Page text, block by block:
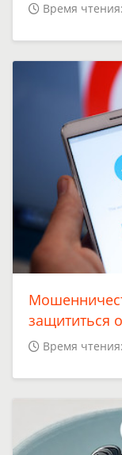
Время
защититься
Время